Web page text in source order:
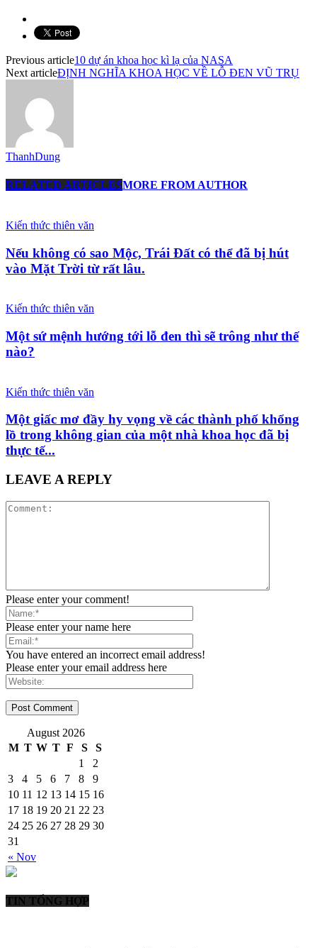
Previous article10 dự án khoa học kì lạ của NASA
Next articleĐỊNH NGHĨA KHOA HỌC VỀ LỖ ĐEN VŨ TRỤ
ThanhDung
RELATED ARTICLESMORE FROM AUTHOR
Kiến thức thiên văn
Nếu không có sao Mộc, Trái Đất có thể đã bị hút
vào Mặt Trời từ rất lâu.
Kiến thức thiên văn
Một sứ mệnh hướng tới lỗ đen thì sẽ trông như thế
nào?
Kiến thức thiên văn
Một giấc mơ đầy hy vọng về các thành phố khổng
lồ trong không gian của một nhà khoa học đã bị
thực tế...
LEAVE A REPLY
Please enter your comment!
Please enter your name here
You have entered an incorrect email address!
Please enter your email address here
August 2026
M T W T F S S
« Nov
1
2
3
4 5 6 7 8
9
10 11 12 13 14 15 16
17 18 19 20 21 22 23
24 25 26 27 28 29 30
31
TIN TỔNG HỢP